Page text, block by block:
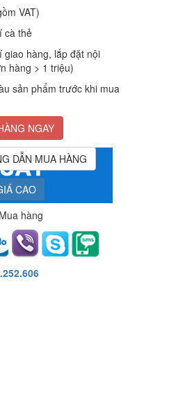
VAT)
cà thẻ
giao hàng, lắp đặt nội
hàng > 1 triệu)
sản phẩm trước khi mua
NGAY
DẪN MUA HÀNG
CAO
hàng